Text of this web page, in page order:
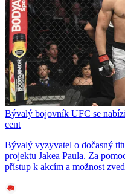
Bývalý bojovník UFC se
cent
Bývalý vyzyvatel o dočasný
projektu Jakea Paula. Za
přístup k akcím a možnost